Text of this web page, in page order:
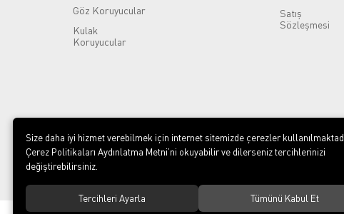
Göz Koruyucular
Kulak
Koruyucular
Satış
Sözleşmesi
Size daha iyi hizmet verebilmek için internet sitemizde çerezler
Çerez Politikaları Aydınlatma Metni’ni okuyabilir ve dilerseniz tercihlerinizi
değiştirebilirsiniz.
Tercihleri Ayarla Tümünü Kabul Et